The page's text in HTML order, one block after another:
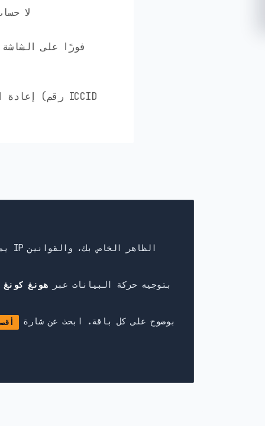
✅ لا
يقوم كثير من مزودي eSIM بتوجيه حركة البيانات عبر هونغ
نعرض معلومات توجيه عنوان IP بوضوح على كل باقة. ابحث عن شارة